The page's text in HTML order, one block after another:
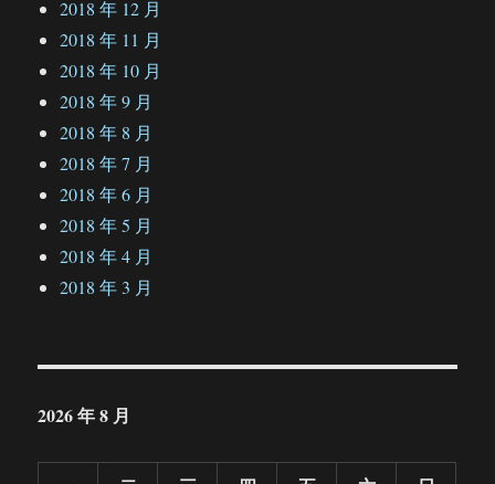
2018 年 12 月
2018 年 11 月
2018 年 10 月
2018 年 9 月
2018 年 8 月
2018 年 7 月
2018 年 6 月
2018 年 5 月
2018 年 4 月
2018 年 3 月
2026 年 8 月